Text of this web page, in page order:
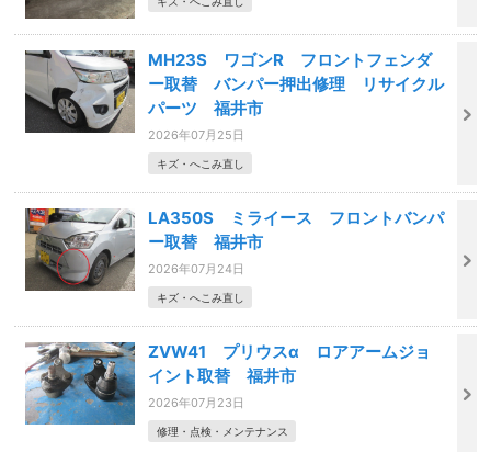
MH23S ワゴンR フロントフェンダ
ー取替 バンパー押出修理 リサイクル
パーツ 福井市
2026年07月25日
キズ・へこみ直し
LA350S ミライース フロントバンパ
ー取替 福井市
2026年07月24日
キズ・へこみ直し
ZVW41 プリウスα ロアアームジョ
イント取替 福井市
2026年07月23日
修理・点検・メンテナンス